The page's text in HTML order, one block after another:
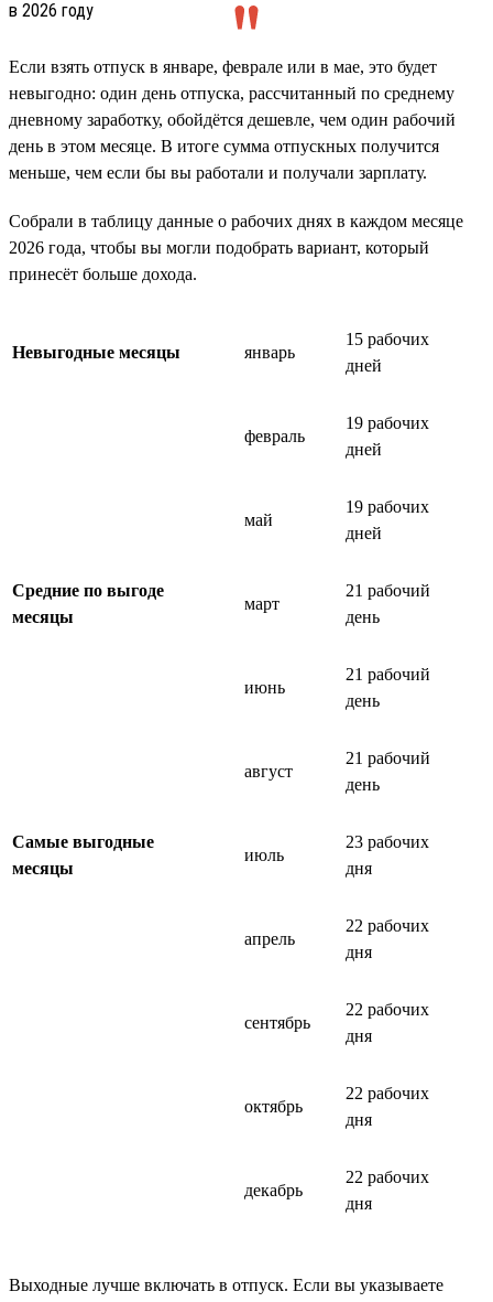
Если взять отпуск в январе, феврале или в мае, это будет
невыгодно: один день отпуска, рассчитанный по среднему
дневному заработку, обойдётся дешевле, чем один рабочий
день в этом месяце. В итоге сумма отпускных получится
меньше, чем если бы вы работали и получали зарплату.
Собрали в таблицу данные о рабочих днях в каждом месяце
2026 года, чтобы вы могли подобрать вариант, который
принесёт больше дохода.
Невыгодные месяцы январь
15 рабочих
дней
февраль
19 рабочих
дней
май
19 рабочих
дней
Средние по выгоде
месяцы
март
21 рабочий
день
июнь
21 рабочий
день
август
21 рабочий
день
Самые выгодные
месяцы
июль
23 рабочих
дня
апрель
22 рабочих
дня
сентябрь
22 рабочих
дня
октябрь
22 рабочих
дня
декабрь
22 рабочих
дня
Выходные лучше включать в отпуск. Если вы указываете